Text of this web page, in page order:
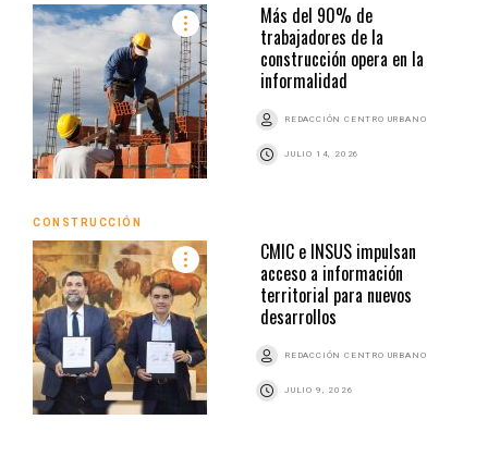
Más del 90% de
trabajadores de la
construcción opera en la
informalidad
REDACCIÓN CENTRO URBANO
JULIO 14, 2026
CONSTRUCCIÓN
CMIC e INSUS impulsan
acceso a información
territorial para nuevos
desarrollos
REDACCIÓN CENTRO URBANO
JULIO 9, 2026